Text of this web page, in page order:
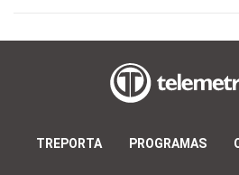
TREPORTA PROGRAMAS